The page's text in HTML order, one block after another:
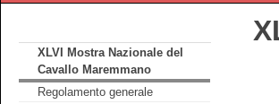
XLVI Mostra Nazionale del
Cavallo Maremmano
Regolamento generale